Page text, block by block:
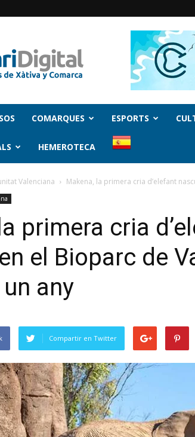
COMARQUES ESPORTS
HEMEROTECA
Valenciana Makena, la primera cria d’elefant
primera cria
el Bioparc de
any
Compartir en Twitter